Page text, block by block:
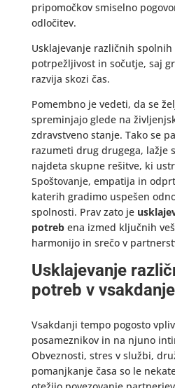
pripomočkov smiselno
odločitev.
Usklajevanje različnih
potrpežljivost in sočutje, saj
razvija skozi čas.
Pomembno je vedeti, da se
spreminjajo glede na
zdravstveno stanje. Tako se
razumeti drug drugega, lažje
najdeta skupne rešitve, ki
Spoštovanje, empatija in
katerih gradimo uspešen
spolnosti. Prav zato je
potrebena izmed ključnih
harmonijo in srečo v
Usklajevanje
potreb v
Vsakdanji tempo pogosto
posameznikov in na njuno
Obveznosti, stres v službi,
pomanjkanje časa so le